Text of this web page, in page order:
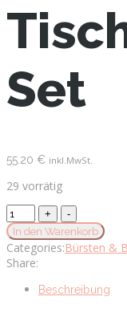
Set
55.20 € inkl.MwSt.
29 vorrätig
Tischhandfeger-
Set
quantity
In den Warenkorb
Categories:Bürsten &
Share:
Beschreibung